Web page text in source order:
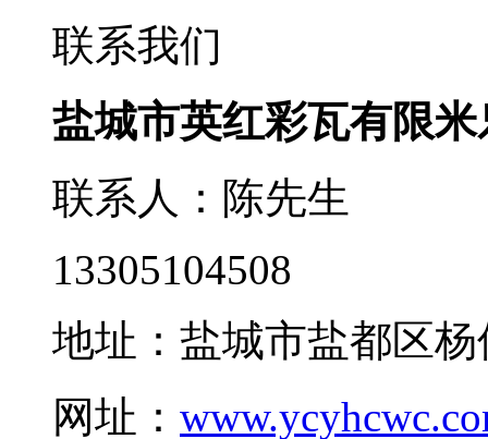
联系我们
盐城市英红彩瓦有限
联系人：陈先生
13305104508
地址：盐城市盐都区
网址：